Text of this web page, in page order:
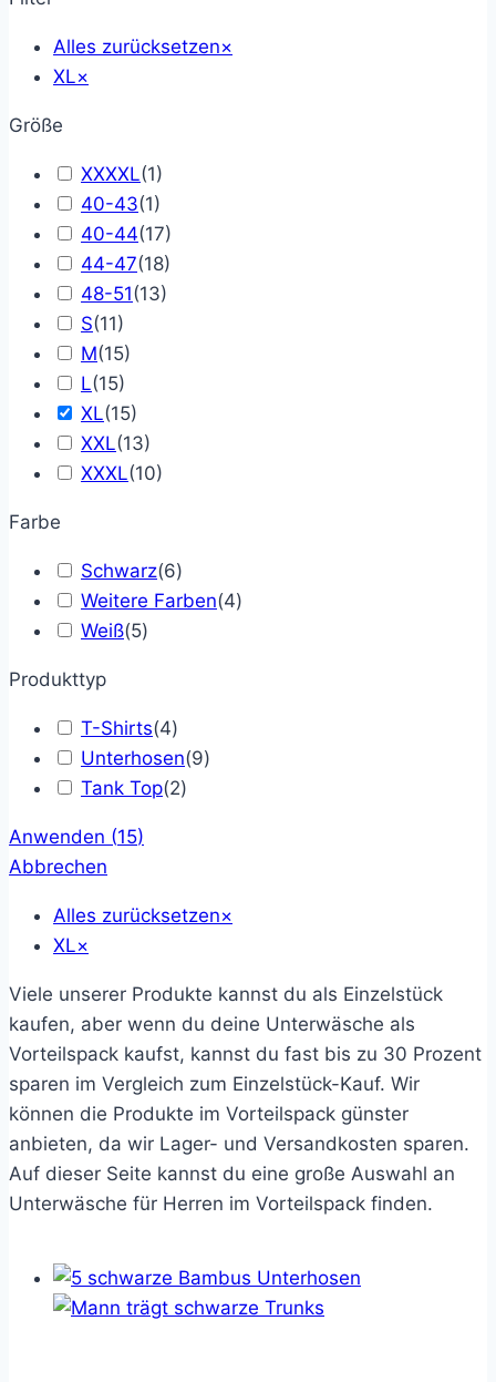
Alles zurücksetzen×
XL×
Größe
XXXXL(1)
40-43(1)
40-44(17)
44-47(18)
48-51(13)
S(11)
M(15)
L(15)
XL(15)
XXL(13)
XXXL(10)
Farbe
Schwarz(6)
Weitere Farben(4)
Weiß(5)
Produkttyp
T-Shirts(4)
Unterhosen(9)
Tank Top(2)
Anwenden (15)
Abbrechen
Alles zurücksetzen×
XL×
Viele unserer Produkte kannst du als Einzelstück
kaufen, aber wenn du deine Unterwäsche als
Vorteilspack kaufst, kannst du fast bis zu 30 Prozent
sparen im Vergleich zum Einzelstück-Kauf. Wir
können die Produkte im Vorteilspack günster
anbieten, da wir Lager- und Versandkosten sparen.
Auf dieser Seite kannst du eine große Auswahl an
Unterwäsche für Herren im Vorteilspack finden.